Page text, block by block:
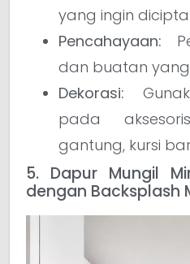
yang ingin
Pencahayaan:
dan buatan
Dekorasi:
pada
gantung, kursi
5. Dapur Mungil
dengan Backsplash